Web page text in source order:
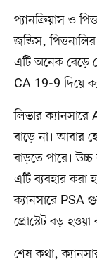
প্যানক্রিয়াস ও
জন্ডিস,
এটি অনেক বেড়ে
CA 19-9 দিয়ে
লিভার
বাড়ে না। আবার
বাড়তে পারে। উচ্চ
এটি ব্যবহার করা
ক্যানসারে PSA
প্রোস্টেট বড় হওয়া
শেষ কথা,